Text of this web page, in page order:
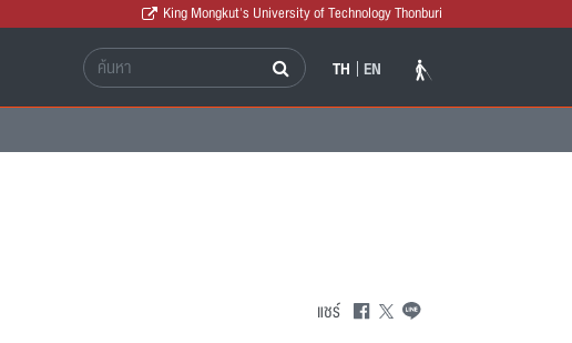
King Mongkut's University of Technology Thonburi
TH EN
แชร์